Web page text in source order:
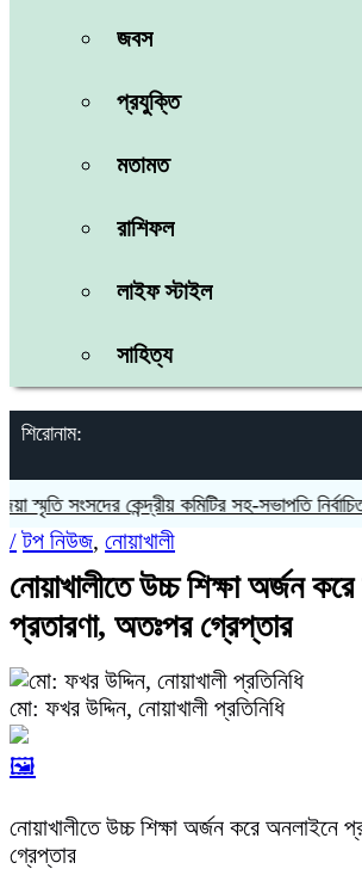
জবস
প্রযুক্তি
মতামত
রাশিফল
লাইফ স্টাইল
সাহিত্য
শিরোনাম:
সংসদের কেন্দ্রীয় কমিটির সহ-সভাপতি নির্বাচিত
/ টপ নিউজ, নোয়াখালী
নোয়াখালীতে উচ্চ শিক্ষা অর্জন
প্রতারণা, অতঃপর গ্রেপ্তার
মো: ফখর উদ্দিন, নোয়াখালী প্রতিনিধি
🖼️
নোয়াখালীতে উচ্চ শিক্ষা অর্জন করে অনলাইনে
গ্রেপ্তার